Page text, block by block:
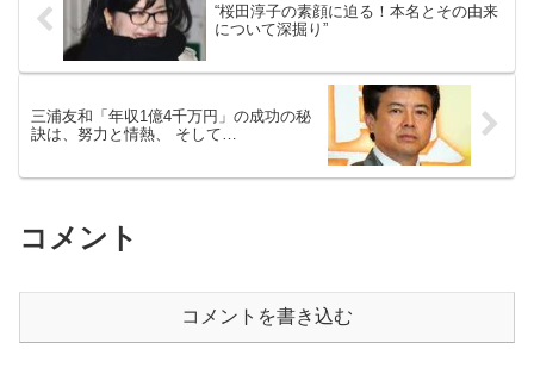
“桜田淳子の素顔に迫る！本名とその由来
について深掘り”
三浦友和「年収1億4千万円」の成功の秘
訣は、努力と情熱、 そして…
コメント
コメントを書き込む